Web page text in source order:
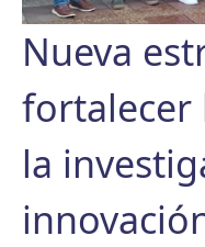
Nueva
fortalecer
la